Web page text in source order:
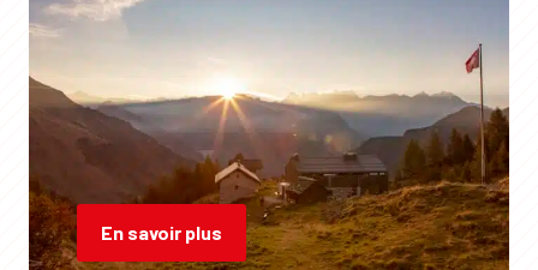
En savoir plus